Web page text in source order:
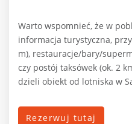
Warto wspomnieć, że w
informacja turystyczna,
m), restauracje/bary/
czy postój taksówek (ok. 2
dzieli obiekt od lotniska w
Rezerwuj tutaj